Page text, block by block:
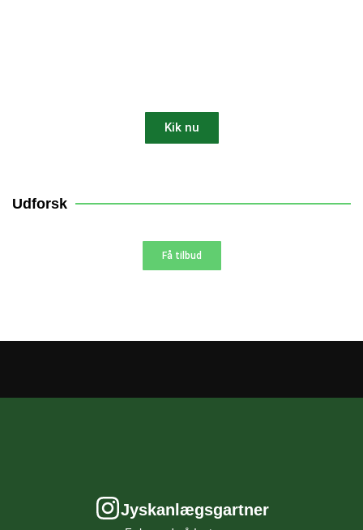
Kik nu
10% AF
Udforsk
Få tilbud
Jyskanlægsgartner